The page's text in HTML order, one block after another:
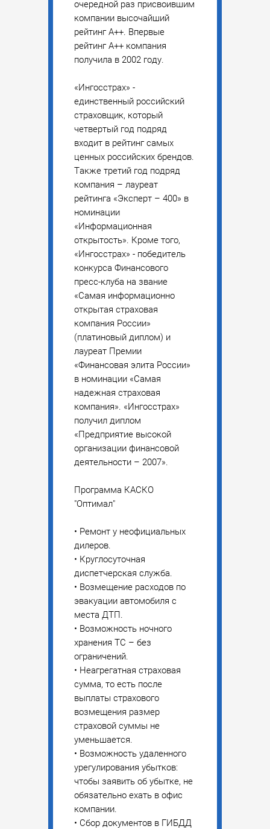
очередной раз присвоившим
компании высочайший
рейтинг A++. Впервые
рейтинг А++ компания
получила в 2002 году.
«Ингосстрах» -
единственный российский
страховщик, который
четвертый год подряд
входит в рейтинг самых
ценных российских брендов.
Также третий год подряд
компания – лауреат
рейтинга «Эксперт – 400» в
номинации
«Информационная
открытость». Кроме того,
«Ингосстрах» - победитель
конкурса Финансового
пресс-клуба на звание
«Самая информационно
открытая страховая
компания России»
(платиновый диплом) и
лауреат Премии
«Финансовая элита России»
в номинации «Самая
надежная страховая
компания». «Ингосстрах»
получил диплом
«Предприятие высокой
организации финансовой
деятельности – 2007».
Программа КАСКО
"Оптимал"
• Ремонт у неофициальных
дилеров.
• Круглосуточная
диспетчерская служба.
• Возмещение расходов по
эвакуации автомобиля с
места ДТП.
• Возможность ночного
хранения ТС – без
ограничений.
• Неагрегатная страховая
сумма, то есть после
выплаты страхового
возмещения размер
страховой суммы не
уменьшается.
• Возможность удаленного
урегулирования убытков:
чтобы заявить об убытке, не
обязательно ехать в офис
компании.
• Сбор документов в ГИБДД